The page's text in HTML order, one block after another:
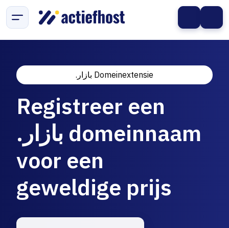
.بازار Domeinextensie
Registreer een
.بازار domeinnaam
voor een
geweldige prijs